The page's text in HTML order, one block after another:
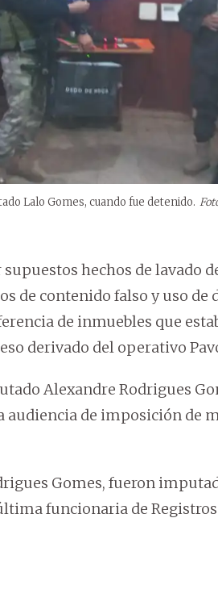
Lalo Gomes, cuando fue detenido.
hechos de lavado
de contenido falso y uso de
de inmuebles que
derivado del operativo
Alexandre Rodrigues
audiencia de imposición de
Gomes, fueron
funcionaria de